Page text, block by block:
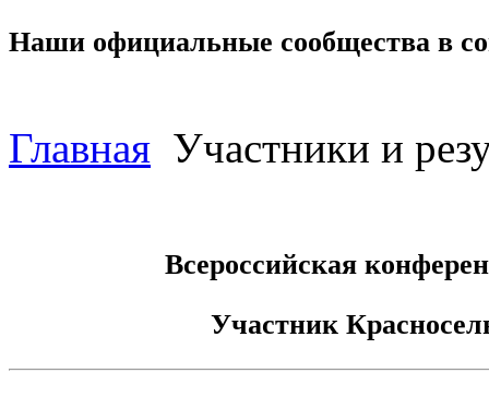
Наши официальные сообщества в
Главная Участники и
Всероссийская
Участник